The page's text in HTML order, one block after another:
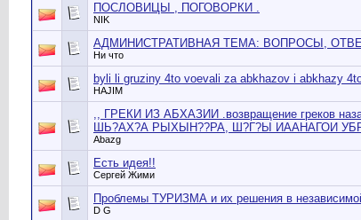
ПОСЛОВИЦЫ , ПОГОВОРКИ .
NIK
АДМИНИСТРАТИВНАЯ ТЕМА: ВОПРОСЫ,
Ни что
byli li gruziny 4to voevali za abkhazov i abkhazy
HAJIM
,, ГРЕКИ ИЗ АБХАЗИИ .возвращение греков
ШЬ?АХ?А РЫХЫН??РА, Ш?Г?Ы ИААНАГОИ
Abazg
Есть идея!!
Сергей Жими
Проблемы ТУРИЗМА и их решения в
D G